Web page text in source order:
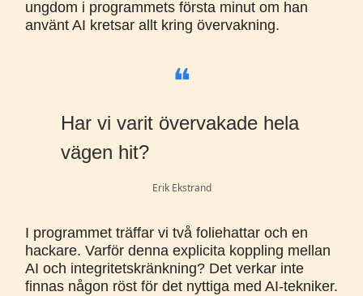
ungdom i programmets första minut om han
använt AI kretsar allt kring övervakning.
❝
Har vi varit övervakade hela
vägen hit?
Erik Ekstrand
I programmet träffar vi två foliehattar och en
hackare. Varför denna explicita koppling mellan
AI och integritetskränkning? Det verkar inte
finnas någon röst för det nyttiga med AI-tekniker.